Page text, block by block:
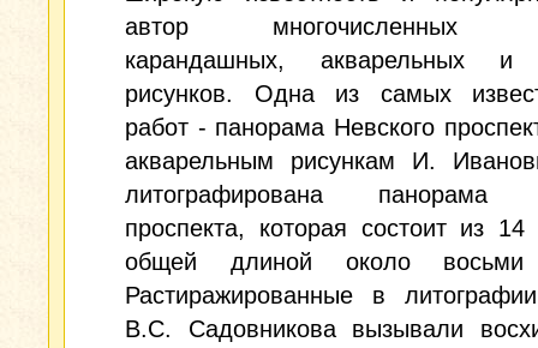
автор многочисленных
карандашных, акварельных и
рисунков. Одна из самых
работ - панорама Невского
акварельным рисункам И.
литографирована панорама
проспекта, которая состоит из 14
общей длиной около восьми
Растиражированные в
В.С. Садовникова вызывали